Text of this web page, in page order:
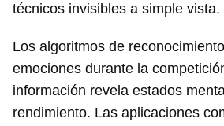
técnicos invisibles a simple vista.
Los algoritmos de
emociones durante la
información revela estados
rendimiento. Las aplicaciones